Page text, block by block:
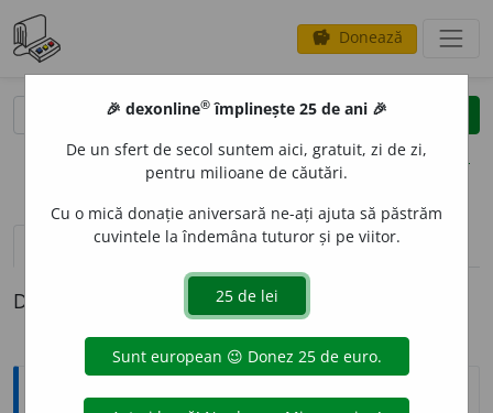
savings Donează
clear
opțiuni
definiții (1)
Definiția cu ID-ul 992150:
Sinonime
🎉 dexonline® împlinește 25 de ani 🎉
De un sfert de secol suntem aici, gratuit, zi de zi,
pentru milioane de căutări.
Cu o mică donație aniversară ne-ați ajuta să păstrăm
cuvintele la îndemâna tuturor și pe viitor.